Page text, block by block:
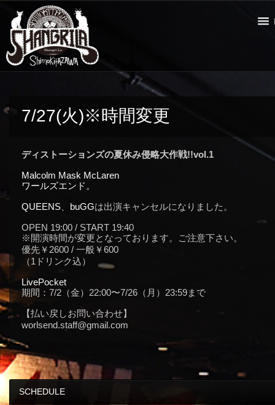
7/27(火)※時間変更
ディストーションズの夏休み侵略大作戦!!vol.1
Malcolm Mask McLaren
ワールズエンド。
QUEENS、 buGGは出演キャンセルになりました。
OPEN 19:00 / START 19:40
※開演時間が変更となっております。ご注意下さい。
優先￥2600 / 一般￥600
（1ドリンク込）
LivePocket
期間：7/2（金）22:00〜7/26（月）23:59まで
【払い戻しお問い合わせ】
worlsend.staff@gmail.com
SCHEDULE